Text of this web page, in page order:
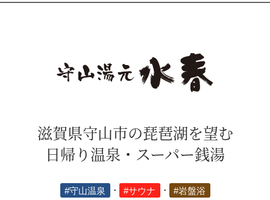
滋賀県守山市の琵琶湖を望む
日帰り温泉・スーパー銭湯
#守山温泉 ・ #サウナ ・ #岩盤浴